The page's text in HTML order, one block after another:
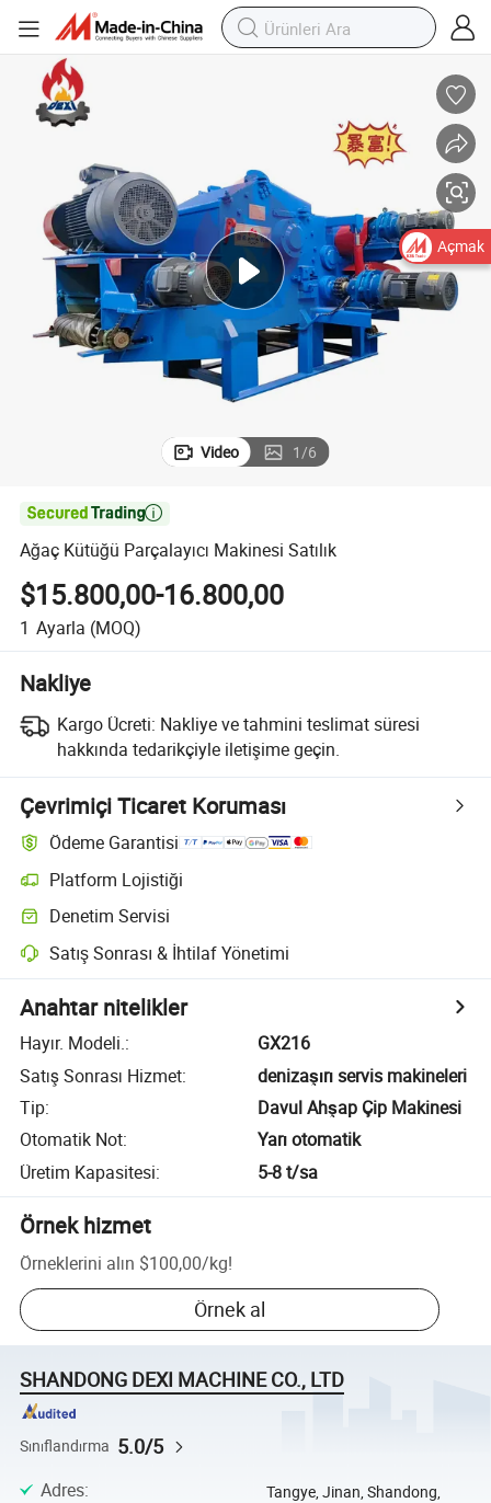
Video 1/6

Ağaç Kütüğü Parçalayıcı Makinesi Satılık
$15.800,00-16.800,00
1 Ayarla (MOQ)
Nakliye
Kargo Ücreti: Nakliye ve tahmini teslimat süresi
hakkında tedarikçiyle iletişime geçin.
Çevrimiçi Ticaret Koruması
Ödeme Garantisi
Platform Lojistiği
Denetim Servisi
Satış Sonrası & İhtilaf Yönetimi
Anahtar nitelikler
Hayır. Modeli.:
GX216
Satış Sonrası Hizmet:
denizaşırı servis makineleri
Tip:
Davul Ahşap Çip Makinesi
Otomatik Not:
Yarı otomatik
Üretim Kapasitesi: 5-8 t/sa
Örnek hizmet
Örneklerini alın $100,00/kg!
Örnek al
SHANDONG DEXI MACHINE CO., LTD
Sınıflandırma 5.0/5
Adres:
Tangye, Jinan, Shandong,
Açmak